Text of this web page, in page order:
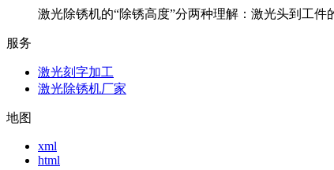
激光除锈机的“除锈高度”分两种理解：激光头到工件
服务
激光刻字加工
激光除锈机厂家
地图
xml
html